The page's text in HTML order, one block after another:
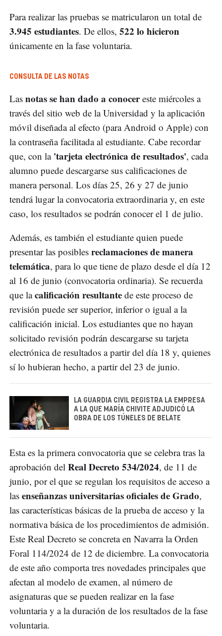
Para realizar las pruebas se matricularon un total de
3.945 estudiantes. De ellos, 522 lo hicieron
únicamente en la fase voluntaria.
CONSULTA DE LAS NOTAS
Las notas se han dado a conocereste miércoles a
través del sitio web de la Universidad y la aplicación
móvil diseñada al efecto (para Android o Apple) con
la contraseña facilitada al estudiante. Cabe recordar
que, con la 'tarjeta electrónica de resultados', cada
alumno puede descargarse sus calificaciones de
manera personal. Los días 25, 26 y 27 de junio
tendrá lugar la convocatoria extraordinaria y, en este
caso, los resultados se podrán conocer el 1 de julio.
Además, es también el estudiante quien puede
presentar las posibles reclamaciones de manera
telemática, para lo que tiene de plazo desde el día 12
al 16 de junio (convocatoria ordinaria). Se recuerda
que lacalificación resultante de este proceso de
revisión puede ser superior, inferior o igual a la
calificación inicial. Los estudiantes que no hayan
solicitado revisión podrán descargarse su tarjeta
electrónica de resultados a partir del día 18 y, quienes
sí lo hubieran hecho, a partir del 23 de junio.
LA GUARDIA CIVIL REGISTRA LA EMPRESA
A LA QUE MARÍA CHIVITE ADJUDICÓ LA
OBRA DE LOS TÚNELES DE BELATE
Esta es la primera convocatoria que se celebra tras la
aprobación del Real Decreto 534/2024, de 11 de
junio, por el que se regulan los requisitos de acceso a
las enseñanzas universitarias oficiales de Grado,
las características básicas de la prueba de acceso y la
normativa básica de los procedimientos de admisión.
Este Real Decreto se concreta en Navarra la Orden
Foral 114/2024 de 12 de diciembre. La convocatoria
de este año comporta tres novedades principales que
afectan al modelo de examen, al número de
asignaturas que se pueden realizar en la fase
voluntaria y a la duración de los resultados de la fase
voluntaria.